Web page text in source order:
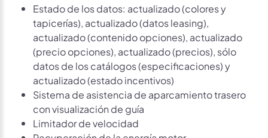
Estado de los datos: actualizado (colores y
tapicerías), actualizado (datos leasing),
actualizado (contenido opciones), actualizado
(precio opciones), actualizado (precios), sólo
datos de los catálogos (especificaciones) y
actualizado (estado incentivos)
Sistema de asistencia de aparcamiento trasero
con visualización de guía
Limitador de velocidad